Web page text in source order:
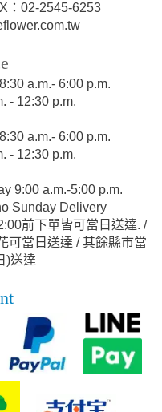
：02-2545-6253
a.m.- 6:00 p.m.
- 12:30 p.m.
a.m.- 6:00 p.m.
- 12:30 p.m.
9:00 a.m.-5:00 p.m.
Sunday Delivery
前下單皆可當日送達. /
可當日送達 / 其餘縣市當
)送達